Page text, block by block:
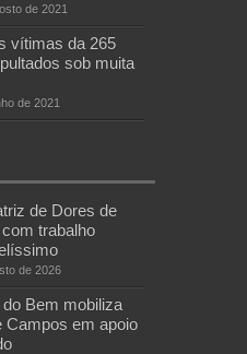
de 2021
vítimas da 265
sob muita
de 2021
de Dores de
trabalho
de 2026
Bem mobiliza
Campos em apoio